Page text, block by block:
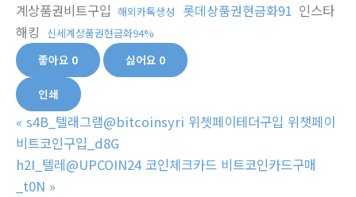
계상품권비트구입 해외카톡생성 롯데상품권현금화91 인스타
해킹
신세계상품권현금화94%
좋아요 0 싫어요 0
인쇄
« s4B_텔래그램@bitcoinsyri 위쳇페이테더구입 위챗페이
비트코인구입_d8G
h2I_텔레@UPCOIN24 코인체크카드 비트코인카드구매
_t0N »